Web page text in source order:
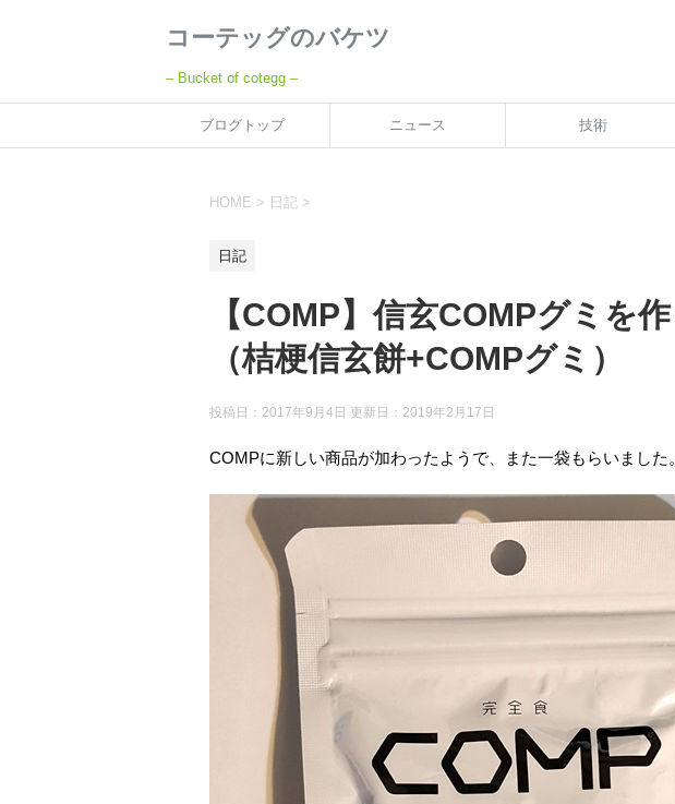
コーテッグのバケツ
– Bucket of cotegg –
ブログトップ ニュース 技術
HOME > 日記 >
日記
【COMP】信玄COMPグミを
（桔梗信玄餅+COMPグミ）
投稿日：2017年9月4日 更新日： 2019年2月17日
COMPに新しい商品が加わったようで、また一袋もらいました。